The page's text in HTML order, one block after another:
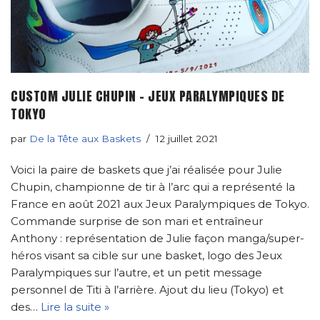
CUSTOM JULIE CHUPIN – JEUX PARALYMPIQUES DE
TOKYO
par De la Tête aux Baskets 12 juillet 2021
Voici la paire de baskets que j’ai réalisée pour Julie
Chupin, championne de tir à l’arc qui a représenté la
France en août 2021 aux Jeux Paralympiques de Tokyo.
Commande surprise de son mari et entraîneur
Anthony : représentation de Julie façon manga/super-
héros visant sa cible sur une basket, logo des Jeux
Paralympiques sur l’autre, et un petit message
personnel de Titi à l’arrière. Ajout du lieu (Tokyo) et
des… Lire la suite »